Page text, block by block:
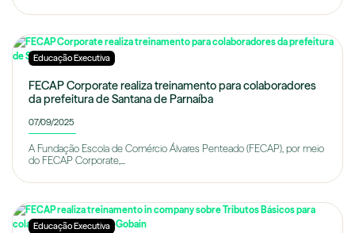
Educação Executiva
FECAP Corporate realiza treinamento para colaboradores
da prefeitura de Santana de Parnaíba
07/09/2025
A Fundação Escola de Comércio Álvares Penteado (FECAP), por meio
do FECAP Corporate,...
Educação Executiva